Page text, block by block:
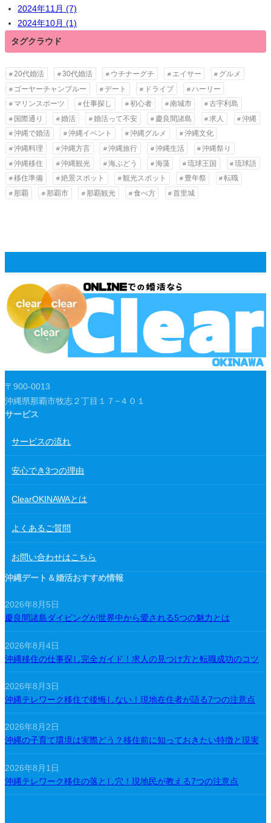
2024年11月 (7)
2024年10月 (1)
タグクラウド
20代婚活 30代婚活 ウチナーグチ エイサー
グルメ
ゴーヤーチャンプルー
デート ドライブ
ハーリー
マリンスポーツ
仕事探し 初心者 南城市
古宇利島
国際通り
婚活 婚活って不安 慶良間諸島 求人
沖縄
沖縄で婚活
沖縄イベント 沖縄グルメ
沖縄文化
沖縄料理
沖縄方言 沖縄旅行 沖縄生活
沖縄祭り
沖縄移住
沖縄観光 海ぶどう 海藻 琉球王国
琉球語
移住準備
絶景スポット 観光スポット 豊年祭
転職
那覇
那覇市 那覇観光 食べ方 首里城
〒900-0013
沖縄県那覇市牧志２丁目１７−４０１
サービス
サービスの流れ
安心でき3つの理由
ClearOKINAWAとは
よくあるご質問
お問い合わせはこちら
沖縄デート＆婚活おすすめ情報
2026年8月5日
慶良間諸島ダイビングが世界中から愛される5つの魅力とは
2026年8月4日
沖縄移住の仕事探し完全ガイド！求人の見つけ方と転職成功のコツ
2026年8月3日
沖縄テレワーク移住で後悔しない！現地在住者が語る7つの注意点
2026年8月2日
沖縄の子育て環境は実際どう？移住前に知っておきたい特徴と現実
2026年8月1日
沖縄テレワーク移住の落とし穴！現地民が教える7つの注意点